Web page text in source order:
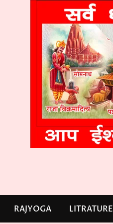
RAJYOGA LITRATURE